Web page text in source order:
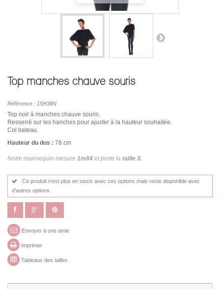
Top manches chauve souris
Référence : 15H38N
Top noir à manches chauve souris.
Resserré sur les hanches pour ajuster à la hauteur souhaitée.
Col bateau.
Hauteur du dos : 78 cm
Notre mannequin mesure 1m84 et porte la taille S.
Ce produit n'est plus en stock avec ces options mais reste disponible avec
d'autres options
Envoyer à une amie
Imprimer
Tableaux des tailles